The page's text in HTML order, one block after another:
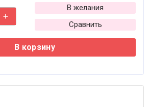
В желания
Сравнить
В корзину